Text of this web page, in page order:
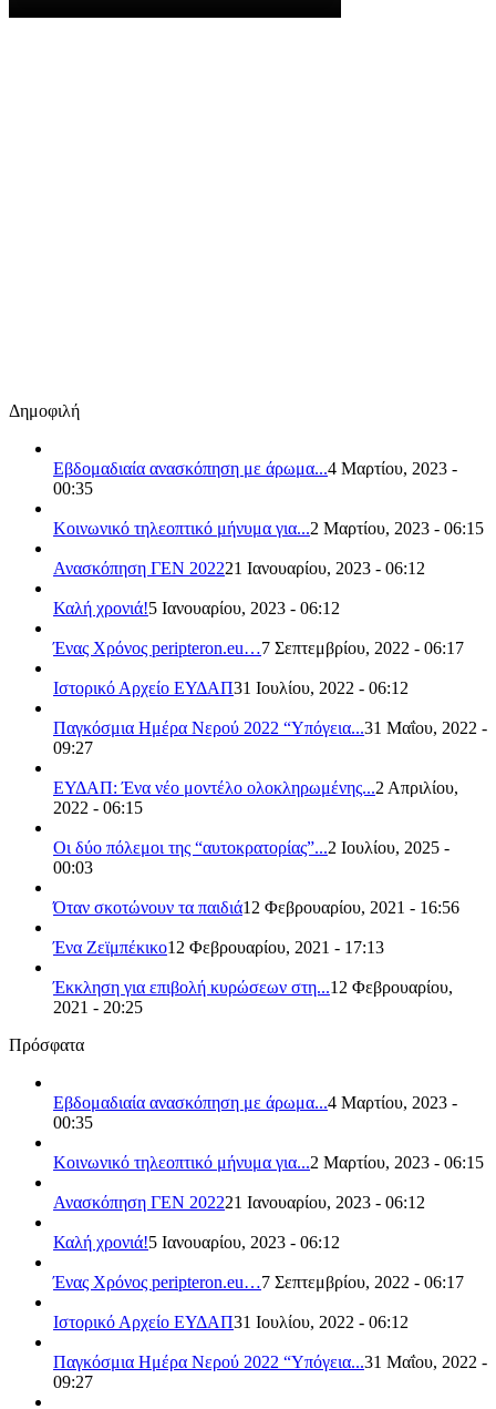
Δημοφιλή
Εβδομαδιαία ανασκόπηση με άρωμα...4 Μαρτίου, 2023 -
00:35
Κοινωνικό τηλεοπτικό μήνυμα για...2 Μαρτίου, 2023 - 06:15
Ανασκόπηση ΓΕΝ 202221 Ιανουαρίου, 2023 - 06:12
Καλή χρονιά!5 Ιανουαρίου, 2023 - 06:12
Ένας Χρόνος peripteron.eu…7 Σεπτεμβρίου, 2022 - 06:17
Ιστορικό Αρχείο ΕΥΔΑΠ31 Ιουλίου, 2022 - 06:12
Παγκόσμια Ημέρα Νερού 2022 “Υπόγεια...31 Μαΐου, 2022 -
09:27
ΕΥΔΑΠ: Ένα νέο μοντέλο ολοκληρωμένης...2 Απριλίου,
2022 - 06:15
Οι δύο πόλεμοι της “αυτοκρατορίας”...2 Ιουλίου, 2025 -
00:03
Όταν σκοτώνουν τα παιδιά12 Φεβρουαρίου, 2021 - 16:56
Ένα Ζεϊμπέκικο12 Φεβρουαρίου, 2021 - 17:13
Έκκληση για επιβολή κυρώσεων στη...12 Φεβρουαρίου,
2021 - 20:25
Πρόσφατα
Εβδομαδιαία ανασκόπηση με άρωμα...4 Μαρτίου, 2023 -
00:35
Κοινωνικό τηλεοπτικό μήνυμα για...2 Μαρτίου, 2023 - 06:15
Ανασκόπηση ΓΕΝ 202221 Ιανουαρίου, 2023 - 06:12
Καλή χρονιά!5 Ιανουαρίου, 2023 - 06:12
Ένας Χρόνος peripteron.eu…7 Σεπτεμβρίου, 2022 - 06:17
Ιστορικό Αρχείο ΕΥΔΑΠ31 Ιουλίου, 2022 - 06:12
Παγκόσμια Ημέρα Νερού 2022 “Υπόγεια...31 Μαΐου, 2022 -
09:27